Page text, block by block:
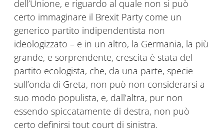
dell’Unione, e riguardo al quale non si può
certo immaginare il Brexit Party come un
generico partito indipendentista non
ideologizzato – e in un altro, la Germania, la più
grande, e sorprendente, crescita è stata del
partito ecologista, che, da una parte, specie
sull’onda di Greta, non può non considerarsi a
suo modo populista, e, dall’altra, pur non
essendo spiccatamente di destra, non può
certo definirsi tout court di sinistra.